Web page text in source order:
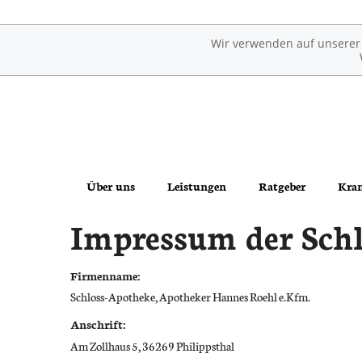
Wir verwenden auf
Über uns
Ohne Rezepte keine Apotheken vor Ort!
Leistungen
Notdienst
Ratgeber
Ästhetische Chirurgie
Impressum der
Firmenname:
Schloss-Apotheke, Apotheker Hannes Roehl e.Kfm.
Anschrift:
Am Zollhaus 5, 36269 Philippsthal